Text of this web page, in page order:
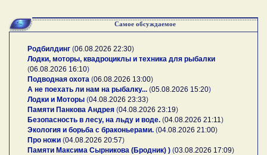
Самое обсуждаемое
Родбилдинг (06.08.2026 22:30)
Лодки, моторы, квадроциклы и техника для рыбалки
(06.08.2026 16:10)
Подводная охота (06.08.2026 13:00)
А не поехать ли нам на рыбалку... (05.08.2026 15:20)
Лодки и Моторы (04.08.2026 23:33)
Памяти Панкова Андрея (04.08.2026 23:19)
Безопасность в лесу, на льду и воде. (04.08.2026 21:11 )
Экология и борьба с браконьерами. (04.08.2026 21:00)
Про ножи (04.08.2026 20:57)
Памяти Максима Сырникова (Бродник) ) (03.08.2026 17:09)